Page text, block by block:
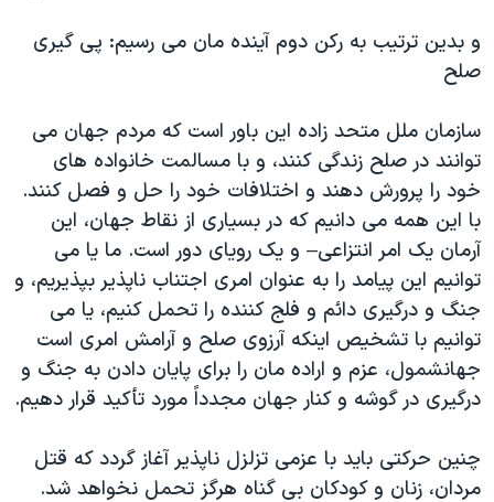
و بدین ترتیب به رکن دوم آینده مان می رسیم: پی گیری
صلح
سازمان ملل متحد زاده این باور است که مردم جهان می
توانند در صلح زندگی کنند، و با مسالمت خانواده های
خود را پرورش دهند و اختلافات خود را حل و فصل کنند.
با این همه می دانیم که در بسیاری از نقاط جهان، این
آرمان یک امر انتزاعی– و یک رویای دور است. ما یا می
توانیم این پیامد را به عنوان امری اجتناب ناپذیر بپذیریم، و
جنگ و درگیری دائم و فلج کننده را تحمل کنیم، یا می
توانیم با تشخیص اینکه آرزوی صلح و آرامش امری است
جهانشمول، عزم و اراده مان را برای پایان دادن به جنگ و
درگیری در گوشه و کنار جهان مجدداً مورد تأکید قرار دهیم.
چنین حرکتی باید با عزمی تزلزل ناپذیر آغاز گردد که قتل
مردان، زنان و کودکان بی گناه هرگز تحمل نخواهد شد.